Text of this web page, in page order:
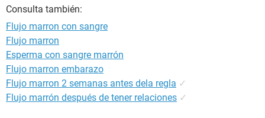
Consulta también:
Flujo marron con sangre
Flujo marron
Esperma con sangre marrón
Flujo marron embarazo
Flujo marron 2 semanas antes dela regla ✓
Flujo marrón después de tener relaciones ✓